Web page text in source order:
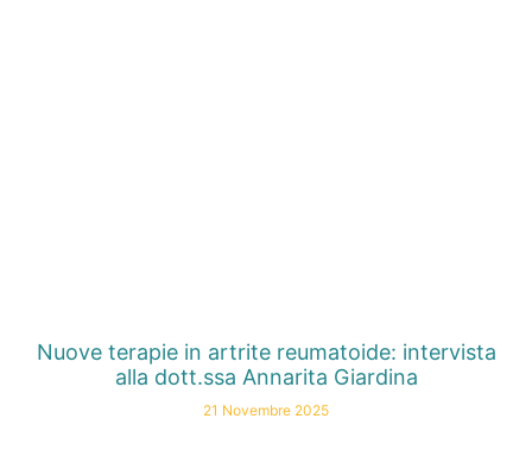
Nuove terapie in artrite reumatoide: intervista
alla dott.ssa Annarita Giardina
21 Novembre 2025